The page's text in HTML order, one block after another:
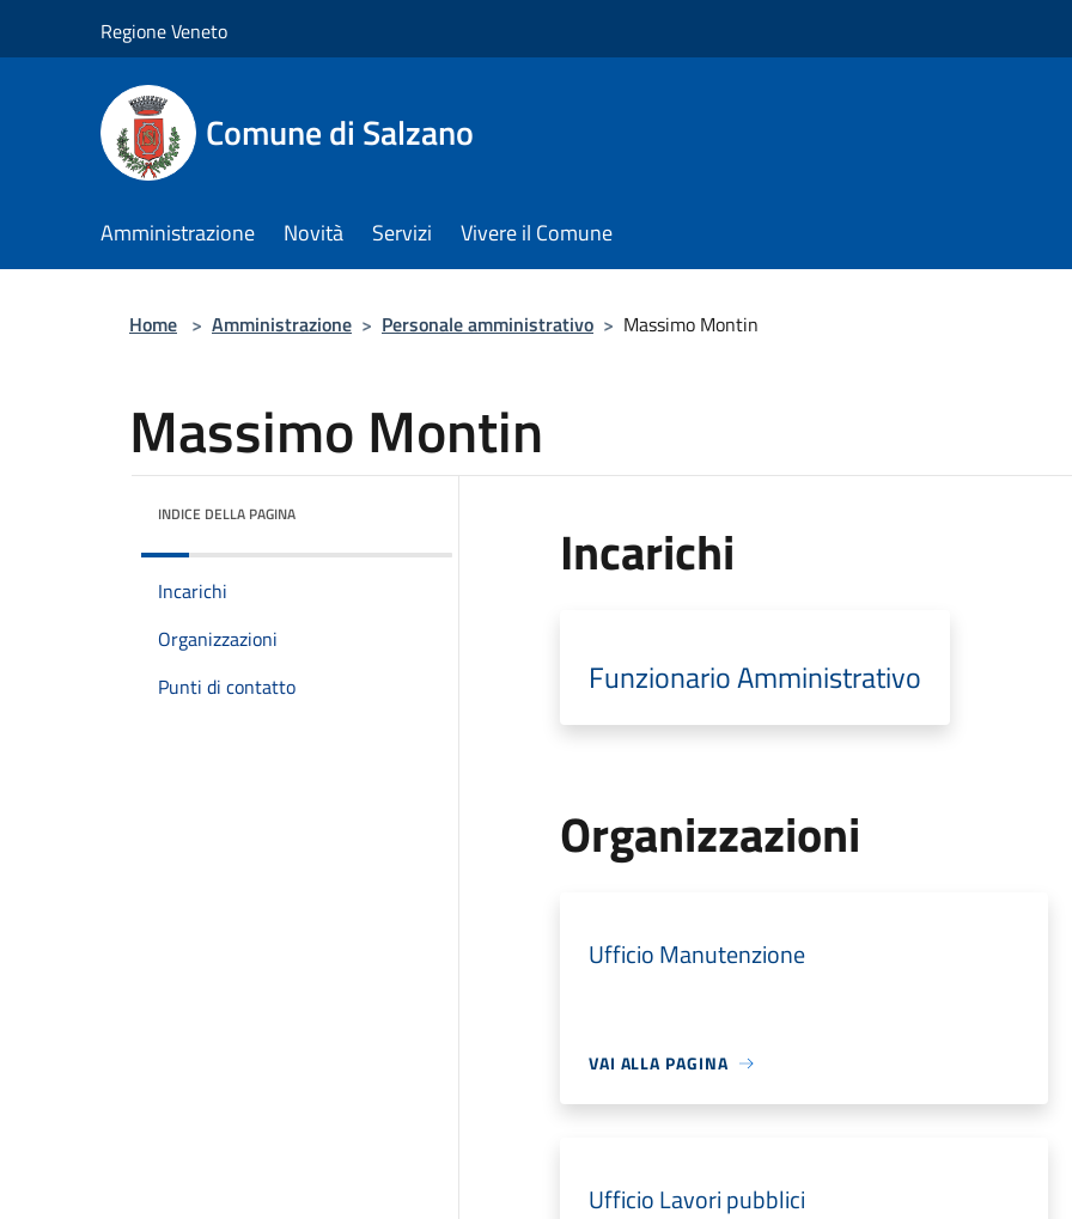
Regione Veneto
Comune di Salzano
Amministrazione Novità Servizi Vivere il Comune
Home > Amministrazione > Personale amministrativo > Massimo Montin
Massimo Montin
INDICE DELLA PAGINA
Incarichi
Organizzazioni
Punti di contatto
Incarichi
Funzionario Amministrativo
Organizzazioni
Ufficio Manutenzione
VAI ALLA PAGINA
Ufficio Lavori pubblici